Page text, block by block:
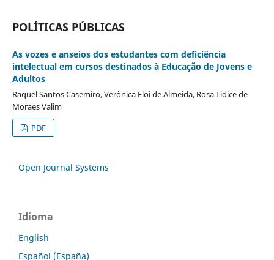
POLÍTICAS PÚBLICAS
As vozes e anseios dos estudantes com deficiência
intelectual em cursos destinados à Educação de Jovens e
Adultos
Raquel Santos Casemiro, Verônica Eloi de Almeida, Rosa Lidice de
Moraes Valim
PDF
Open Journal Systems
Idioma
English
Español (España)